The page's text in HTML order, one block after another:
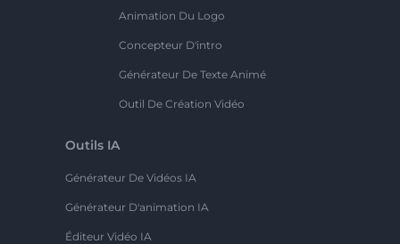
Animation Du Logo
Concepteur D'intro
Générateur De Texte Animé
Outil De Création Vidéo
Outils IA
Générateur De Vidéos IA
Générateur D'animation IA
Éditeur Vidéo IA